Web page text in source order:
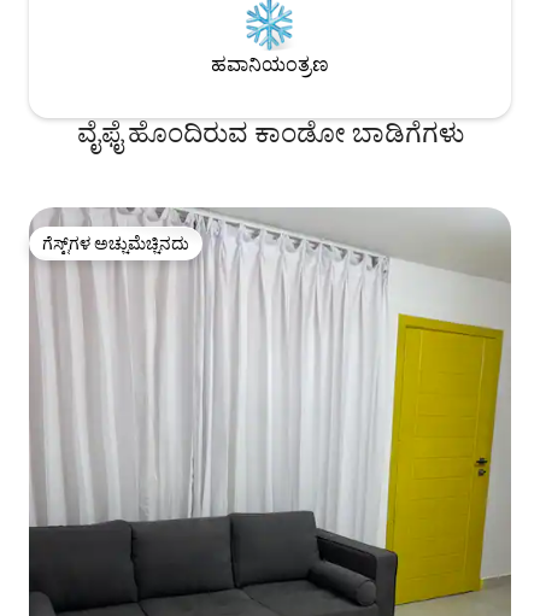
ಹವಾನಿಯಂತ್ರಣ
ವೈಫೈ ಹೊಂದಿರುವ ಕಾಂಡೋ ಬಾಡಿಗೆಗಳು
ಗೆಸ್ಟ್‌ಗಳ ಅಚ್ಚುಮೆಚ್ಚಿನದು
ಗೆಸ್ಟ್‌ಗಳ ಅಚ್ಚುಮೆಚ್ಚಿನದು